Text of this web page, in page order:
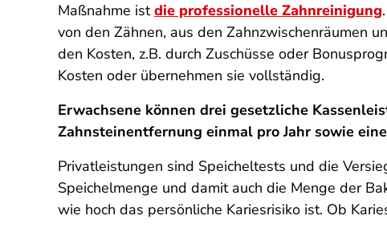
Maßnahme istdie professionelle Zahnreinigung
von den Zähnen, aus den Zahnzwischenräumen
den Kosten, z.B. durch Zuschüsse oder
Kosten oder übernehmen sie vollständig.
Erwachsene können drei gesetzliche
Zahnsteinentfernung einmal pro Jahr sowie
Privatleistungen sind Speicheltests und die
Speichelmenge und damit auch die Menge der
wie hoch das persönliche Kariesrisiko ist. Ob